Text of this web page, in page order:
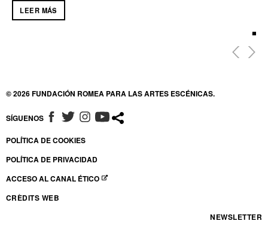
LEER MÁS
© 2026 FUNDACIÓN ROMEA PARA LAS ARTES ESCÉNICAS.
SÍGUENOS ABRE EN NUEVA VENTANA
ABRE EN NUEVA VENTANA
ABRE EN NUEVA VENTANA
ABRE EN NUEVA VENTANA
POLÍTICA DE COOKIES
POLÍTICA DE PRIVACIDAD
ACCESO AL CANAL ÉTICO
ABRE EN NUEVA VENTANA
CRÈDITS WEB
NEWSLETTER